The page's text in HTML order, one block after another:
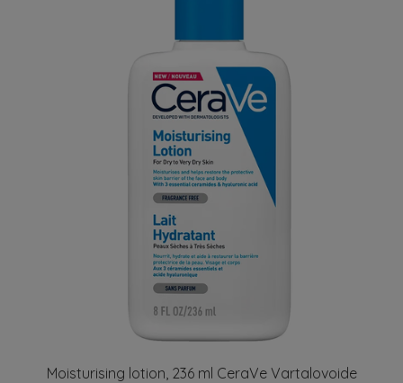
Moisturising lotion, 236 ml CeraVe Vartalovoide